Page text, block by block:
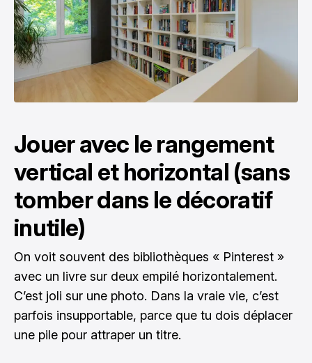
Jouer avec le rangement
vertical et horizontal (sans
tomber dans le décoratif
inutile)
On voit souvent des bibliothèques « Pinterest »
avec un livre sur deux empilé horizontalement.
C’est joli sur une photo. Dans la vraie vie, c’est
parfois insupportable, parce que tu dois déplacer
une pile pour attraper un titre.